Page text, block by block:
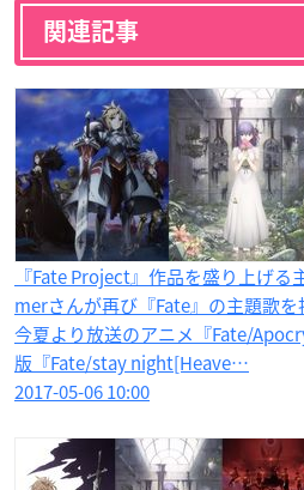
関連記事
『Fate Project』作品を盛り上げる
merさんが再び『Fate』の主題歌を
今夏より放送のアニメ『Fate/
版『Fate/stay night[Heave…
2017-05-06 10:00